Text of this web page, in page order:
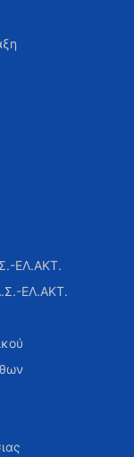
ΕΛ.ΑΚΤ.
ΕΛ.ΑΚΤ.